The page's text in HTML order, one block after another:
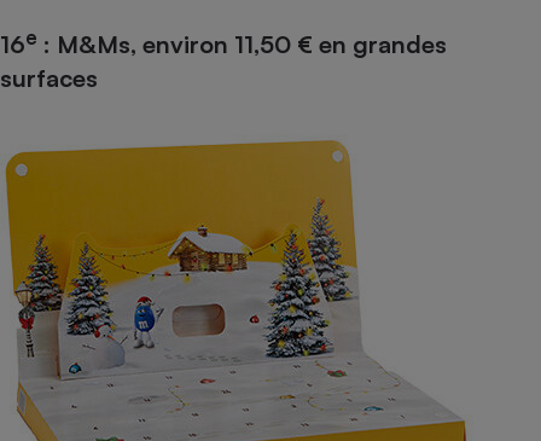
16e : M&Ms, environ 11,50 € en grandes
surfaces